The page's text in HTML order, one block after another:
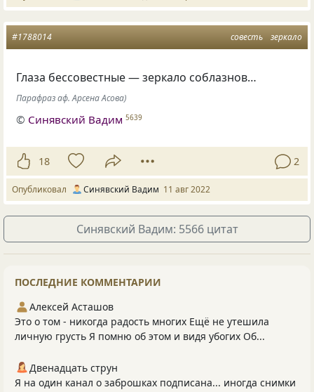
совесть зеркало
#1788014
Глаза бессовестные — зеркало соблазнов…
Парафраз аф. Арсена Асова)
© Синявский Вадим 5639
18 2
Опубликовал Синявский Вадим 11 авг 2022
Синявский Вадим: 5566 цитат
ПОСЛЕДНИЕ КОММЕНТАРИИ
Алексей Асташов
Это о том - никогда радость многих Ещё не утешила
личную грусть Я помню об этом и видя убогих Об...
Двенадцать струн
Я на один канал о заброшках подписана... иногда снимки